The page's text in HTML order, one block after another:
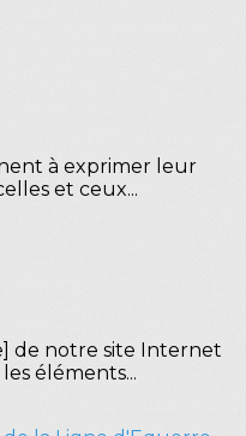
à exprimer leur
et ceux...
de notre site Internet
éléments...